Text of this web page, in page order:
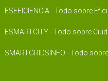
ESEFICIENCIA - Todo sobre
ESMARTCITY - Todo sobre
SMARTGRIDSINFO - Todo